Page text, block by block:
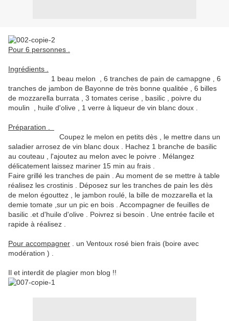
Pour 6 personnes .
Ingrédients .
1 beau melon , 6 tranches de pain de camapgne , 6
tranches de jambon de Bayonne de très bonne qualitée , 6 billes
de mozzarella burrata , 3 tomates cerise , basilic , poivre du
moulin , huile d'olive , 1 verre à liqueur de vin blanc doux .
Préparation .
Coupez le melon en petits dès , le mettre dans un
saladier arrosez de vin blanc doux . Hachez 1 branche de basilic
au couteau , l'ajoutez au melon avec le poivre . Mélangez
délicatement laissez mariner 15 min au frais .
Faire grillé les tranches de pain . Au moment de se mettre à table
réalisez les crostinis . Déposez sur les tranches de pain les dès
de melon égouttez , le jambon roulé, la bille de mozzarella et la
demie tomate ,sur un pic en bois . Accompagner de feuilles de
basilic .et d'huile d'olive . Poivrez si besoin . Une entrée facile et
rapide à réalisez .
Pour accompagner . un Ventoux rosé bien frais (boire avec
modération ) .
Il et interdit de plagier mon blog !!